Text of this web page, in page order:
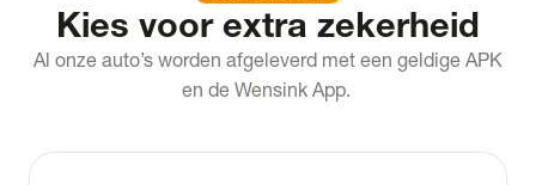
Kies voor extra zekerheid
Al onze auto’s worden afgeleverd met een geldige APK
en de Wensink App.